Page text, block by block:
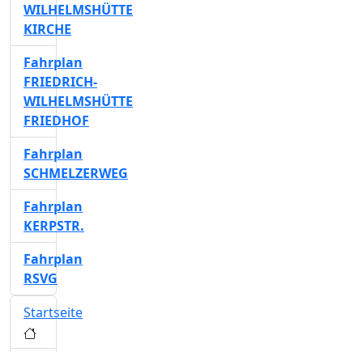
WILHELMSHÜTTE
KIRCHE
Fahrplan
FRIEDRICH-
WILHELMSHÜTTE
FRIEDHOF
Fahrplan
SCHMELZERWEG
Fahrplan
KERPSTR.
Fahrplan
RSVG
Startseite